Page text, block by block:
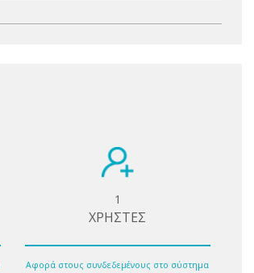
1
ΧΡΗΣΤΕΣ
Αφορά στους συνδεδεμένους στο σύστημα